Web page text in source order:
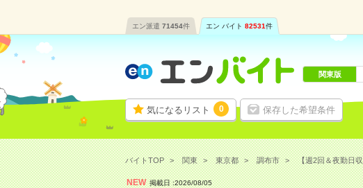
エン派遣 71454件 エン バイト 82531件
気になるリスト 0 保存した希望条件
関東版
バイトTOP 関東 東京都 調布市 【週2回＆夜勤日
NEW 掲載日 :2026/08/05